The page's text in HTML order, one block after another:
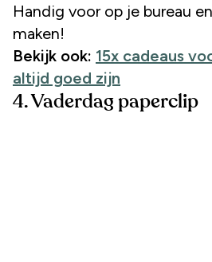
Handig voor op je bureau
maken!
Bekijk ook: 15x cadeaus
altijd goed zijn
4. Vaderdag paperclip